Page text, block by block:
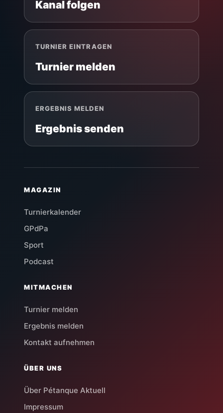
Kanal folgen
TURNIER EINTRAGEN
Turnier melden
ERGEBNIS MELDEN
Ergebnis senden
MAGAZIN
Turnierkalender
GPdPa
Sport
Podcast
MITMACHEN
Turnier melden
Ergebnis melden
Kontakt aufnehmen
ÜBER UNS
Über Pétanque Aktuell
Impressum